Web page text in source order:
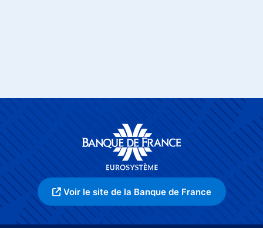
Voir le site de la Banque de France